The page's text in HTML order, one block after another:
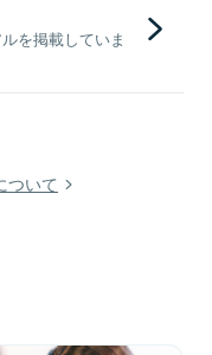
を掲載していま
ついて